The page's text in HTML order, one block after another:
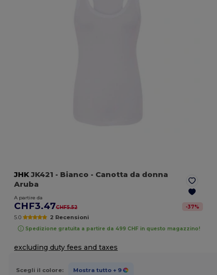
JHKJK421 - Bianco - Canotta da donna
Aruba
A partire da
CHF3.47CHF5.52 -37%
5.0 2 Recensioni
Spedizione gratuita a partire da 499 CHF in questo magazzino!
excluding duty fees and taxes
Scegli il colore: Mostra tutto + 9